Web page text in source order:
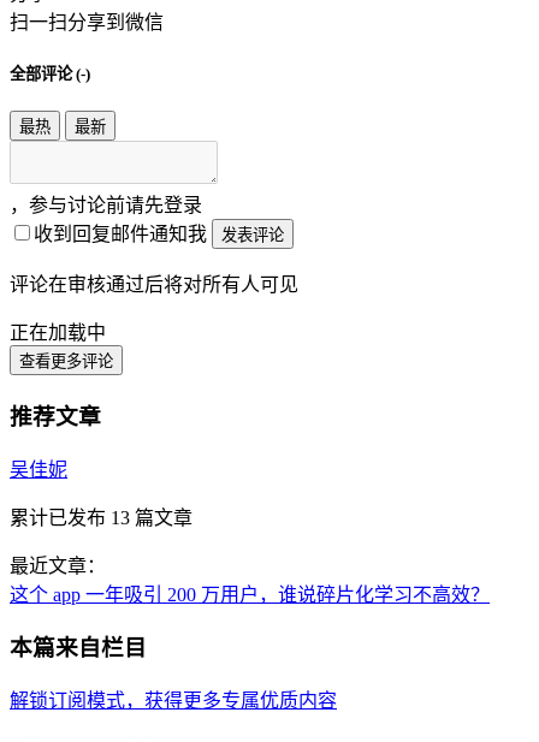
扫一扫分享到微信
全部评论 (-)
最热 最新
，参与讨论前请先登录
收到回复邮件通知我
发表评论
评论在审核通过后将对所有人可见
正在加载中
查看更多评论
推荐文章
吴佳妮
累计已发布 13 篇文章
最近文章：
这个 app 一年吸引 200 万用户，谁说碎片化学习不高效？
本篇来自栏目
解锁订阅模式，获得更多专属优质内容